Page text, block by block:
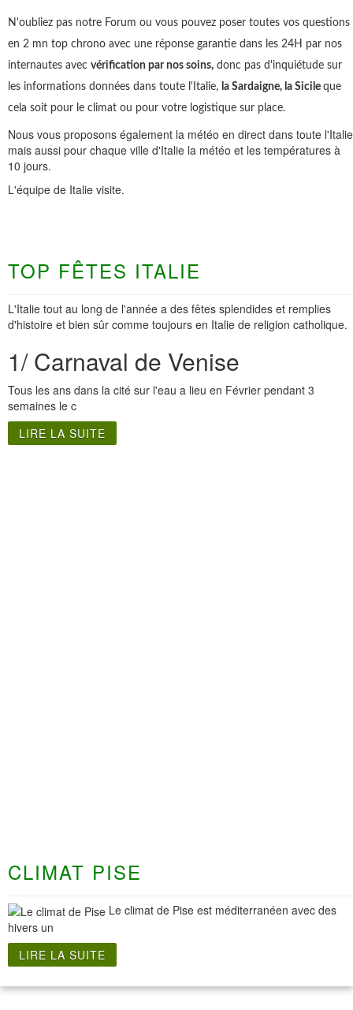
N'oubliez pas notre Forum ou vous pouvez poser toutes vos questions
en 2 mn top chrono avec une réponse garantie dans les 24H par nos
internautes avec vérification par nos soins, donc pas d'inquiétude sur
les informations données dans toute l'Italie, la Sardaigne, la Sicile que
cela soit pour le climat ou pour votre logistique sur place.
Nous vous proposons également la météo en direct dans toute l'Italie
mais aussi pour chaque ville d'Italie la météo et les températures à
10 jours.
L'équipe de Italie visite.
TOP FÊTES ITALIE
L'Italie tout au long de l'année a des fêtes splendides et remplies
d'histoire et bien sûr comme toujours en Italie de religion catholique.
1/ Carnaval de Venise
Tous les ans dans la cité sur l'eau a lieu en Février pendant 3
semaines le c
LIRE LA SUITE
CLIMAT PISE
Le climat de Pise est méditerranéen avec des
hivers un
LIRE LA SUITE